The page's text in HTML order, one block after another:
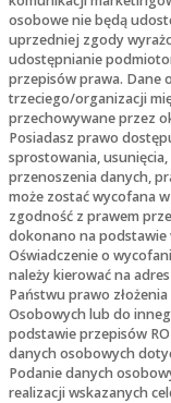
osobowe nie będą
uprzedniej zgody
udostępnianie
przepisów prawa. Dane
trzeciego/organizacji
przechowywane przez
Posiadasz prawo
sprostowania,
przenoszenia danych,
może zostać wycofana
zgodność z prawem
dokonano na
Oświadczenie o
należy kierować na
Państwu prawo
Osobowych lub do
podstawie przepisów
danych osobowych
Podanie danych
realizacji wskazanych